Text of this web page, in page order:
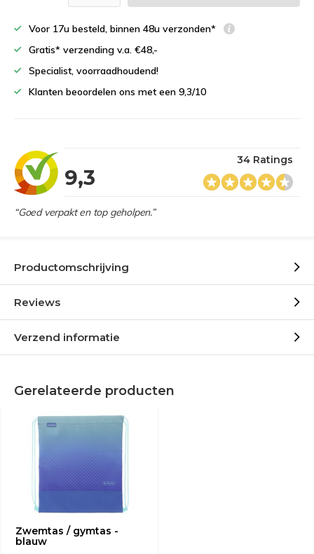
Voor 17u besteld, binnen 48u verzonden*
Gratis* verzending v.a. €48,-
Specialist, voorraadhoudend!
Klanten beoordelen ons met een 9,3/10
9,3
34 Ratings
“Goed verpakt en top geholpen.”
Productomschrijving
Reviews
Verzend informatie
Gerelateerde producten
Zwemtas / gymtas -
blauw